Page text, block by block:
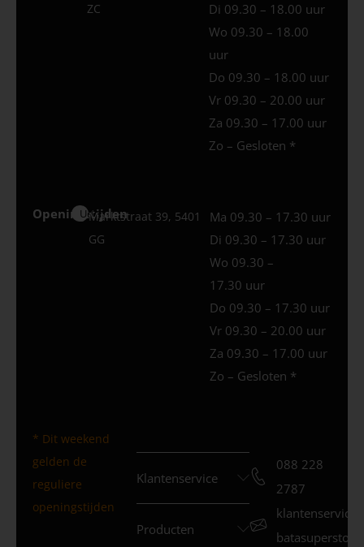
ZC
Di 09.30 – 18.00 uur
Wo 09.30 – 18.00
uur
Do 09.30 – 18.00 uur
Vr 09.30 – 20.00 uur
Za 09.30 – 17.00 uur
Zo – Gesloten *
Openingstijden
Uden
Marktstraat 39, 5401
GG
Ma 09.30 – 17.30 uur
Di 09.30 – 17.30 uur
Wo 09.30 –
17.30 uur
Do 09.30 – 17.30 uur
Vr 09.30 – 20.00 uur
Za 09.30 – 17.00 uur
Zo – Gesloten *
* Dit weekend
gelden de
reguliere
openingstijden
Klantenservice
Producten
088 228
2787